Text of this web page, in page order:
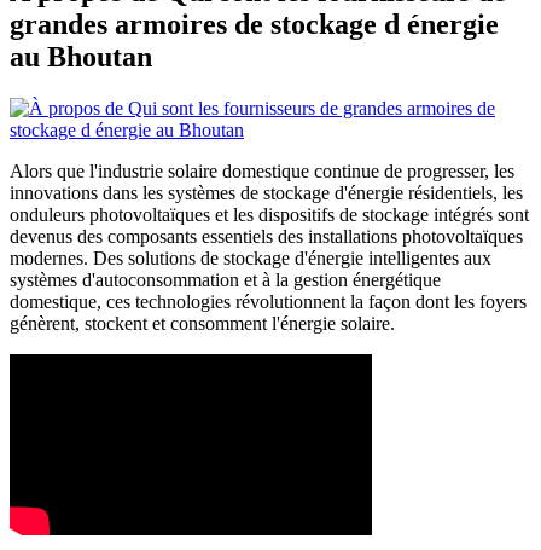
grandes armoires de stockage d énergie
au Bhoutan
Alors que l'industrie solaire domestique continue de progresser, les
innovations dans les systèmes de stockage d'énergie résidentiels, les
onduleurs photovoltaïques et les dispositifs de stockage intégrés sont
devenus des composants essentiels des installations photovoltaïques
modernes. Des solutions de stockage d'énergie intelligentes aux
systèmes d'autoconsommation et à la gestion énergétique
domestique, ces technologies révolutionnent la façon dont les foyers
génèrent, stockent et consomment l'énergie solaire.